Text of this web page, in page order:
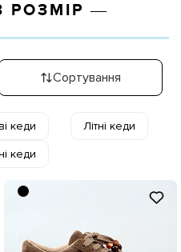
РОЗМІР ―
Сортування
кеди Літні кеди
кеди